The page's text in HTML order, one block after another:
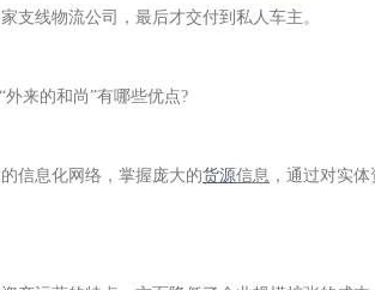
支线物流公司，最后才交付到私人车主。
来的和尚”有哪些优点?
信息化网络，掌握庞大的货源信息 ，通过对实